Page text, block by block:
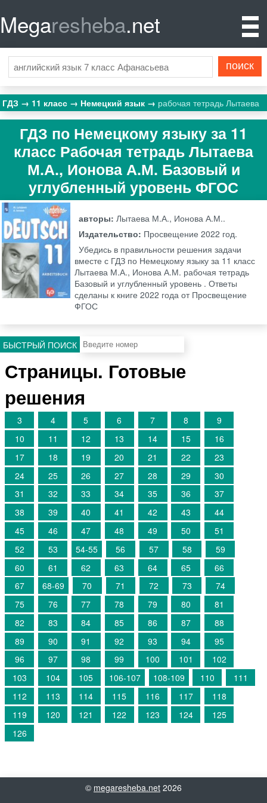
Megaresheba.net
ГДЗ 11 класс Немецкий язык рабочая тетрадь Лытаева
ГДЗ по Немецкому языку за 11
класс Рабочая тетрадь Лытаева
М.А., Ионова А.М. Базовый и
углубленный уровень ФГОС
авторы:Лытаева М.А., Ионова А.М..
Издательство: Просвещение 2022 год.
Убедись в правильности решения задачи
вместе с ГДЗ по Немецкому языку за 11 класс
Лытаева М.А., Ионова А.М. рабочая тетрадь
Базовый и углубленный уровень . Ответы
сделаны к книге 2022 года от Просвещение
ФГОС
БЫСТРЫЙ ПОИСК
Страницы. Готовые
решения
3 4 5 6 7 8
9
10
11 12 13 14 15
16
17
18 19 20 21 22
23
24
25 26 27 28 29
30
31
32 33 34 35 36
37
38
39 40 41 42 43
44
45
46 47 48 49 50
51
52
53 54-55 56 57 58
59
60
61 62 63 64 65
66
67
68-69 70 71 72 73
74
75
76 77 78 79 80
81
82
83 84 85 86 87
88
89
90 91 92 93 94
95
96
97 98 99 100 101
102
103
104 105 106-107 108-109 110
111
112
113 114 115 116 117
118
119
120 121 122 123 124
125
126
© megaresheba.net 2026